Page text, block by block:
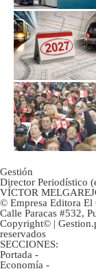
Gestión
Director Periodístico
VÍCTOR
© Empresa Editora El
Calle Paracas #532,
Copyright© |
reservados
SECCIONES:
Portada -
Economía -